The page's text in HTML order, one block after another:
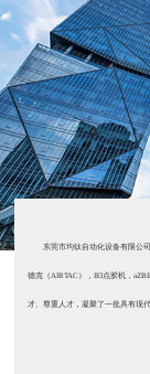
东莞市均钛自动化设备有限公司
德克（AIRTAC），IEI点胶机，
才、尊重人才，凝聚了一批具有现代